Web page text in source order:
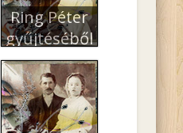
Ring Péter
gyűjtéséből